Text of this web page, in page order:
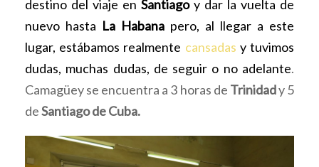
destino del viaje en Santiagoy dar la vuelta de
nuevo hasta La Habana pero, al llegar a este
lugar, estábamos realmente cansadas y tuvimos
dudas, muchas dudas, de seguir o no adelante.
Camagüey se encuentra a 3 horas de Trinidady 5
deSantiago de Cuba.